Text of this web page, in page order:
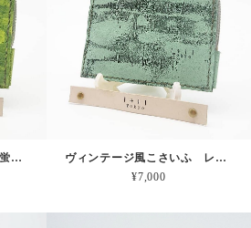
ヴィンテージ風こさいふ 蛍光やキミドリにみえるイエロー 本革
ヴィンテージ風こさいふ レトログリーン 本革
¥7,000